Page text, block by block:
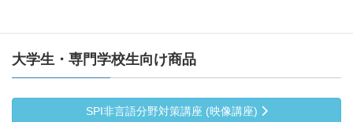
大学生・専門学校生向け商品
SPI非言語分野対策講座 (映像講座)